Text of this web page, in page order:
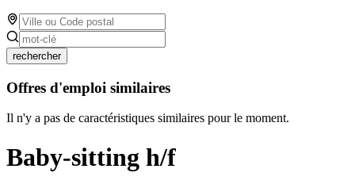
rechercher
Offres d'emploi similaires
Il n'y a pas de caractéristiques similaires pour le moment.
Baby-sitting h/f